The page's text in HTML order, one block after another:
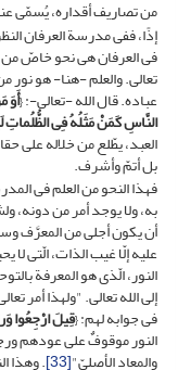
من تصاریف أقداره، یُسمّى
إذًا، ففی مدرسة العرفان
فی العرفان هی نحو خاصّ من
تعالى. والعلم -هنا- هو نور
عباده. قال الله -تعالى-: {أَوَ
النَّاسِ کَمَنْ مَثَلُهُ فِی
العبد، یطّلع من خلاله على
بل أتمّ وأشرف.
فهذا النحو من العلم فی
به، ولا یوجد أمر من دونه،
أن یکون أجلى من المعرَّف
علیه إلّا غیب الذات، الّتی
النور، الّذی هو المعرفة
إلى الله تعالى. "ولهذا أمر
فی جوابه لهم: {قِیلَ ارْجِعُوا
النور موقوفٌ على عودهم
والمعاد الأصلیّ"[33] . وهذا